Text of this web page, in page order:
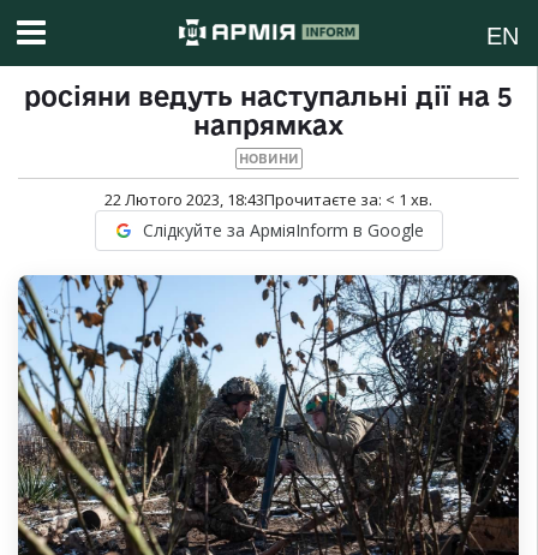
EN
росіяни ведуть наступальні дії на 5
напрямках
НОВИНИ
22 Лютого 2023, 18:43Прочитаєте за: < 1 хв.
Слідкуйте за АрміяInform в Google